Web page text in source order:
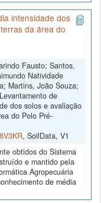
intensidade dos
da área do
Fausto; Santos,
Natividade
Martins, João Souza;
de
dos solos e avaliação
do Polo Pré-
, SoilData, V1
obtidos do Sistema
e mantido pela
Agropecuária
de média